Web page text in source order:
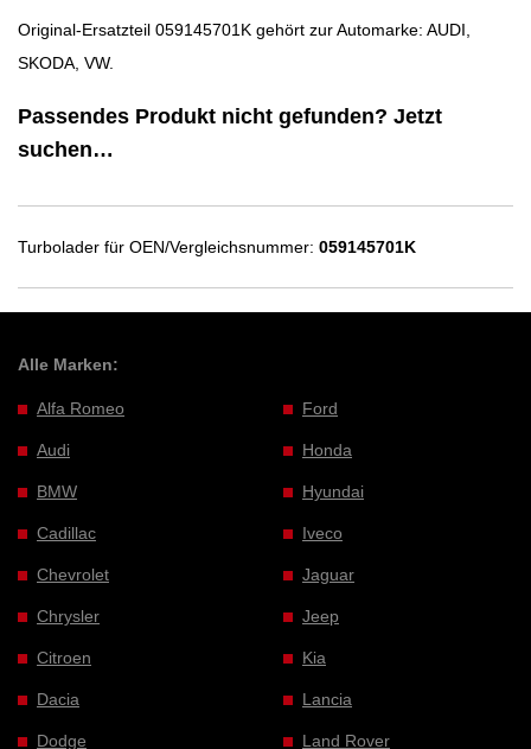
Original-Ersatzteil 059145701K gehört zur Automarke: AUDI,
SKODA, VW.
Passendes Produkt nicht gefunden? Jetzt
suchen…
Turbolader für OEN/Vergleichsnummer: 059145701K
Alle Marken:
Alfa Romeo
Audi
BMW
Cadillac
Chevrolet
Chrysler
Citroen
Dacia
Dodge
Ford
Honda
Hyundai
Iveco
Jaguar
Jeep
Kia
Lancia
Land Rover